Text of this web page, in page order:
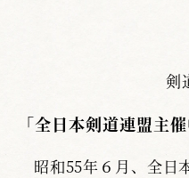
剣
「全日本剣道連盟主
昭和55年６月、全日